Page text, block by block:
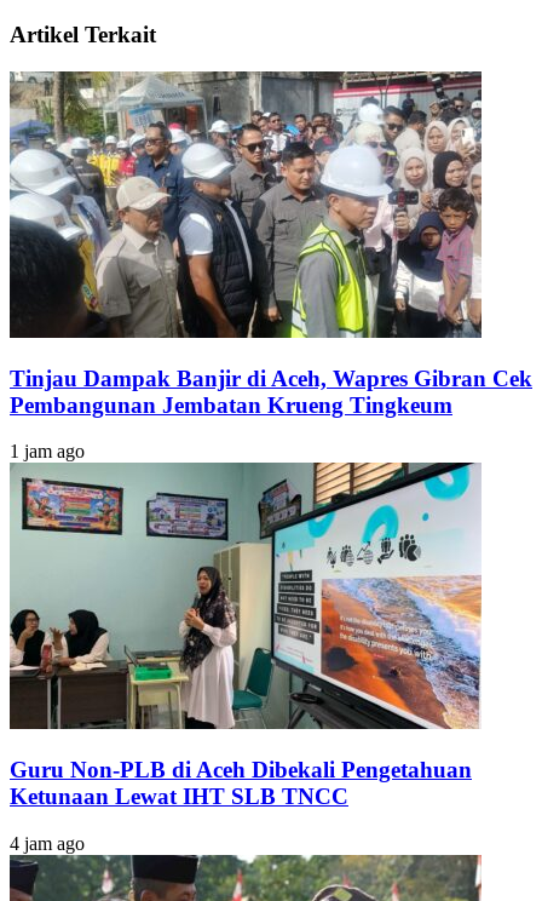
Artikel Terkait
Tinjau Dampak Banjir di Aceh, Wapres Gibran Cek
Pembangunan Jembatan Krueng Tingkeum
1 jam ago
Guru Non-PLB di Aceh Dibekali Pengetahuan
Ketunaan Lewat IHT SLB TNCC
4 jam ago